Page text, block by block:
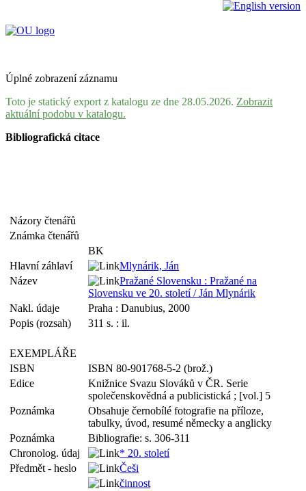
Úplné zobrazení záznamu
Toto je statický export z katalogu ze dne 28.05.2026. Zobrazit
aktuální podobu v katalogu.
Bibliografická citace
Názory čtenářů
Známka čtenářů
BK
Hlavní záhlaví
Mlynárik, Ján
Název
Pražané Slovensku : Pražané na
Slovensku ve 20. století / Ján Mlynárik
Nakl. údaje
Praha : Danubius, 2000
Popis (rozsah)
311 s. : il.
EXEMPLÁŘE
ISBN
ISBN 80-901768-5-2 (brož.)
Edice
Knižnice Svazu Slováků v ČR. Serie
společenskovědná a publicistická ; [vol.] 5
Poznámka
Obsahuje černobílé fotografie na příloze,
tabulky, úvod, resumé německy a anglicky
Poznámka
Bibliografie: s. 306-311
Chronolog. údaj
* 20. století
Předmět - heslo
Češi
činnost